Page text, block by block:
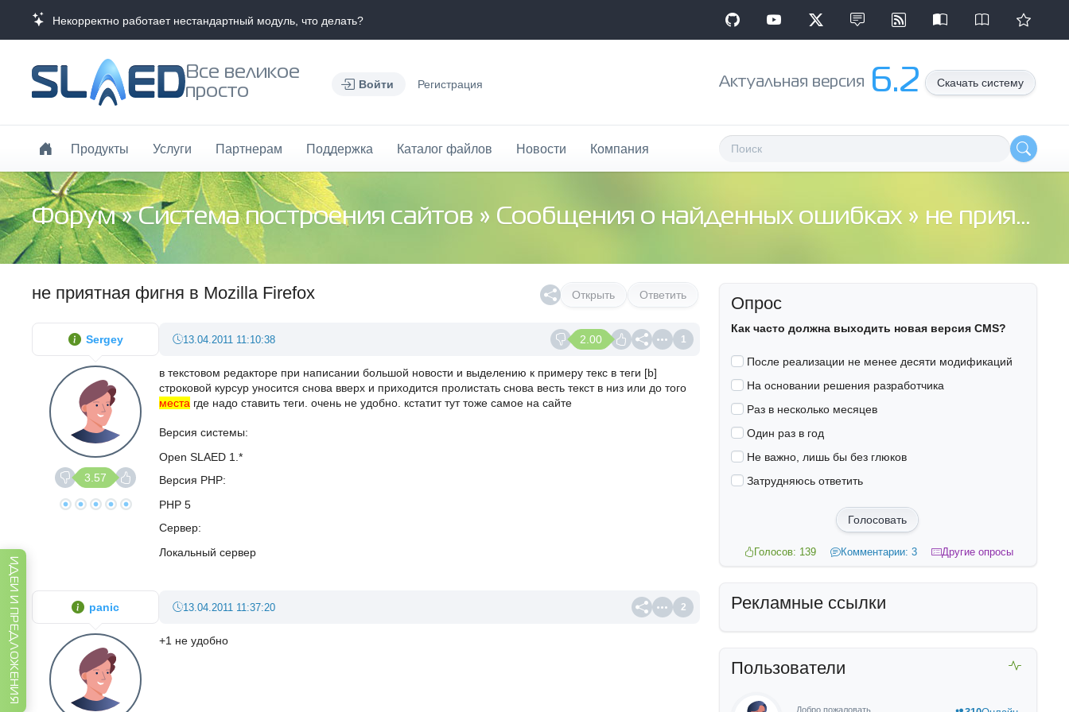
Некорректно работает нестандартный модуль, что делать?
Все великое
просто
Войти Регистрация Aктуальная версия 6.2 Скачать систему
Продукты Услуги Партнерам Поддержка Каталог файлов Новости Компания
Форум»Система построения сайтов » Сообщения о найденных ошибках » не приятная фигня в Mozilla Firefox
Открыть Ответить
не приятная фигня в Mozilla Firefox
2.00 1
13.04.2011 11:10:38
в текстовом редакторе при написании большой новости и выделению к примеру текс в теги [b]
строковой курсур уносится снова вверх и приходится пролистать снова весть текст в низ или до того
места где надо ставить теги. очень не удобно. кстатит тут тоже самое на сайте
Версия системы
Open SLAED 1.*
Версия PHP
PHP 5
Сервер
Локальный сервер
Sergey
3.57
2
13.04.2011 11:37:20
+1 не удобно
panic
Опрос
Как часто должна выходить новая версия CMS?
После реализации не менее десяти модификаций
На основании решения разработчика
Раз в несколько месяцев
Один раз в год
Не важно, лишь бы без глюков
Затрудняюсь ответить
Голосовать
Голосов: 139 Комментарии: 3 Другие опросы
Рекламные ссылки
Пользователи
Добро пожаловать,
ИДЕИ И ПРЕДЛОЖЕНИЯ